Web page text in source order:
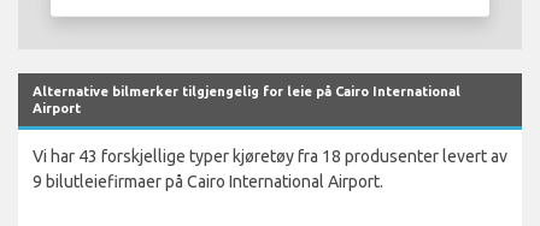
Alternative bilmerker tilgjengelig for leie på Cairo International
Airport
Vi har 43 forskjellige typer kjøretøy fra 18 produsenter levert av
9 bilutleiefirmaer på Cairo International Airport.